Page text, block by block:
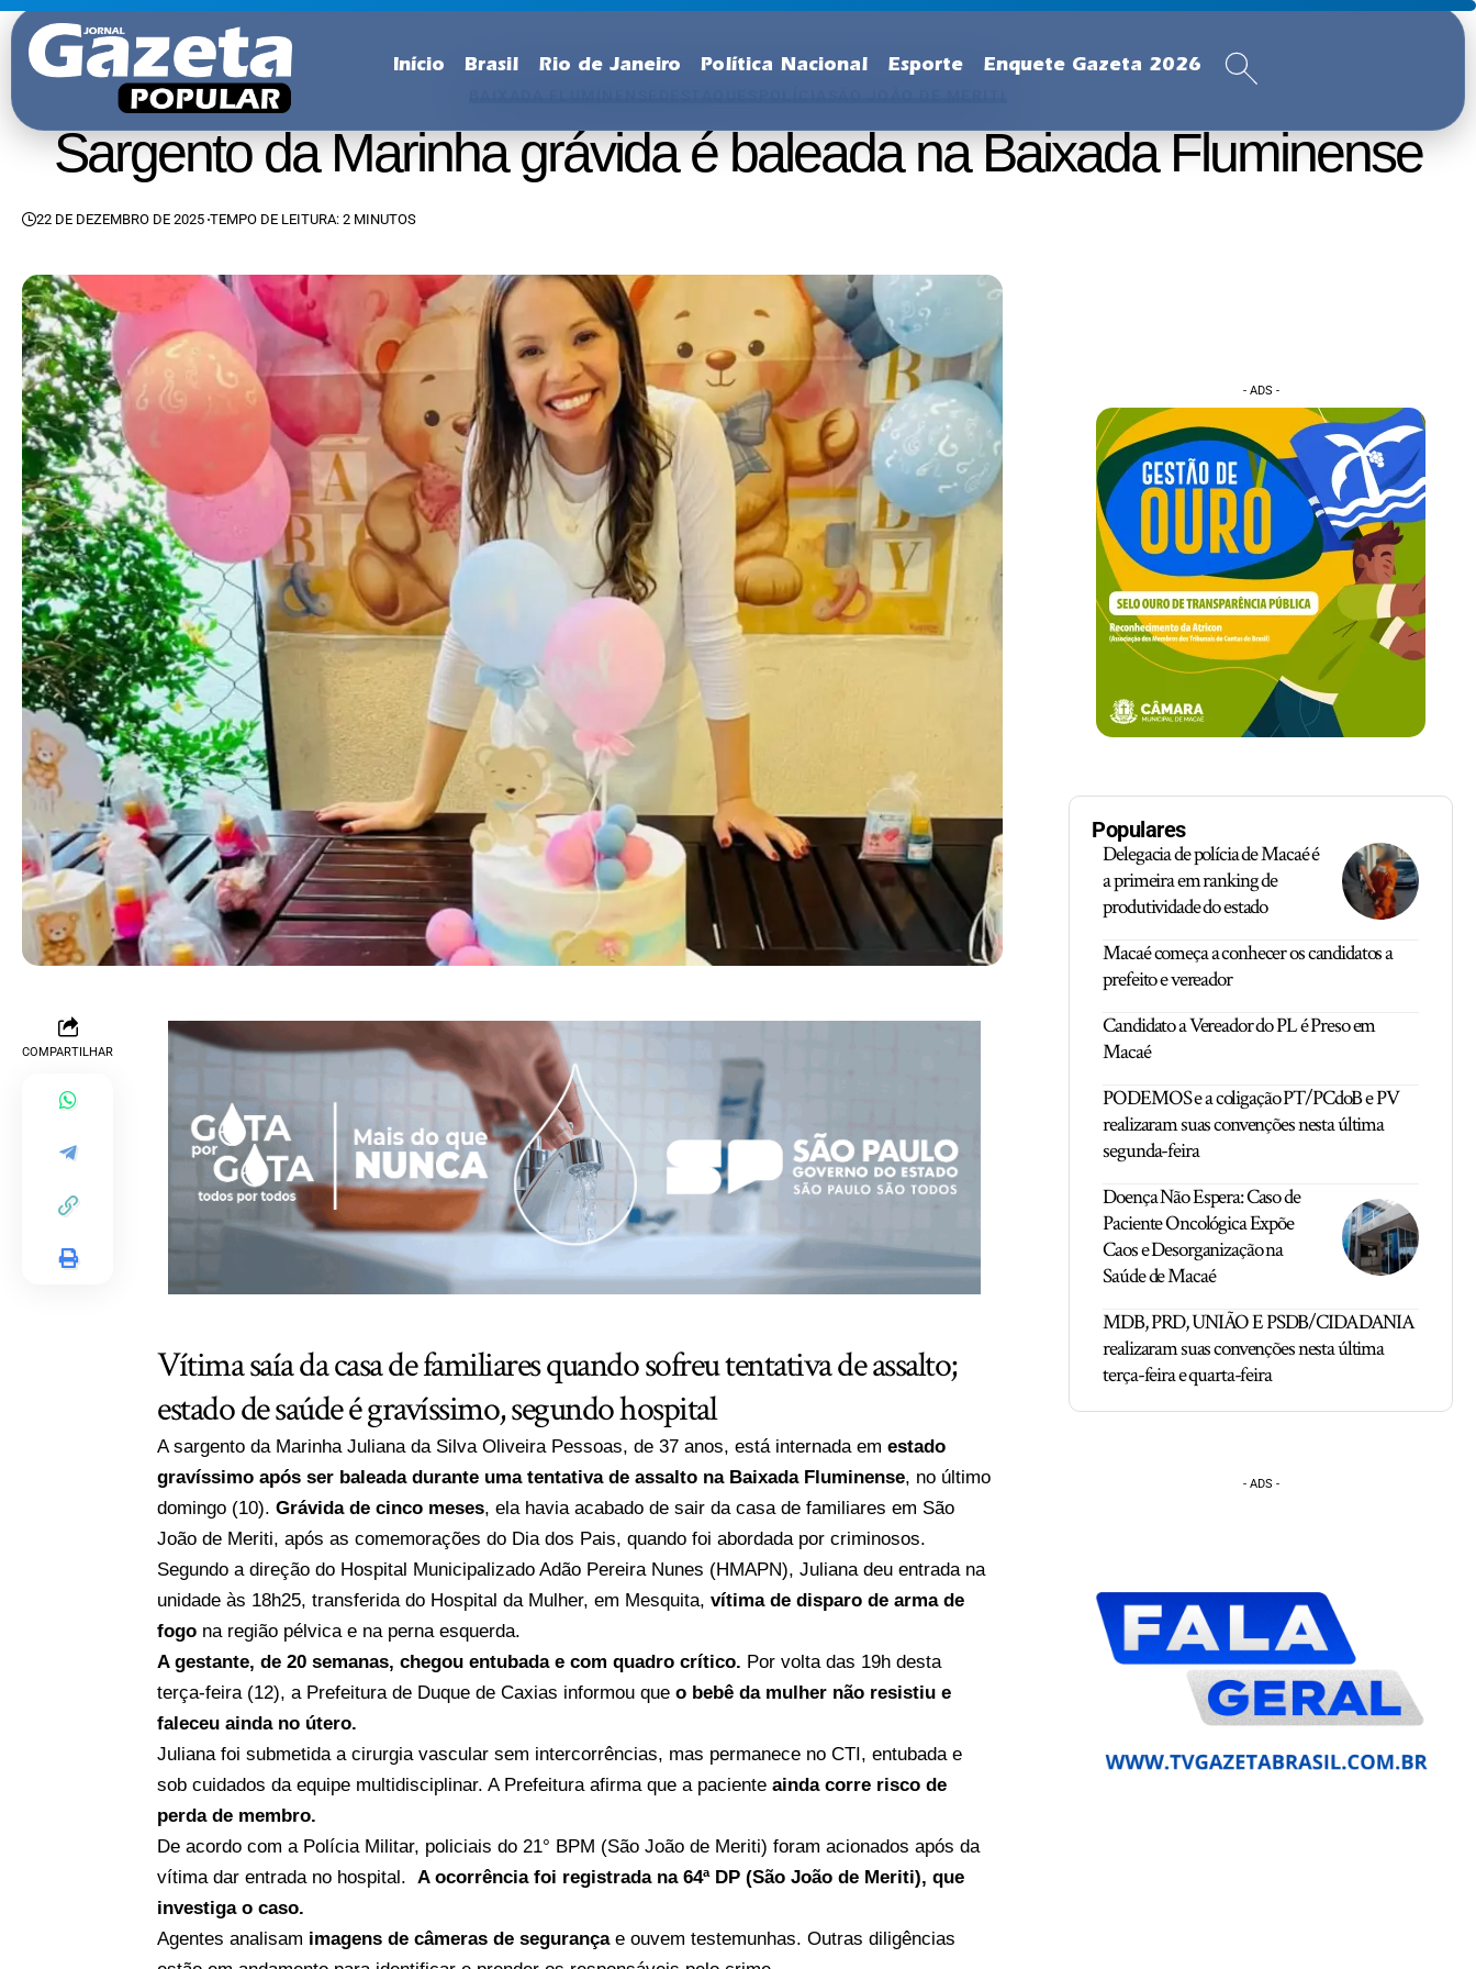
Início Brasil Rio de Janeiro Política Nacional Esporte Enquete Gazeta 2026
Sargento da Marinha grávida é baleada na Baixada Fluminense
22 DE DEZEMBRO DE 2025 TEMPO DE LEITURA: 2 MINUTOS
COMPARTILHAR
Vítima saía da casa de familiares quando sofreu tentativa de assalto;
estado de saúde é gravíssimo, segundo hospital
A sargento da Marinha Juliana da Silva Oliveira Pessoas, de 37 anos, está internada emestado
gravíssimo após ser baleada durante uma tentativa de assalto na Baixada Fluminense, no último
domingo (10).Grávida de cinco meses, ela havia acabado de sair da casa de familiares em São
João de Meriti, após as comemorações do Dia dos Pais, quando foi abordada por criminosos.
Segundo a direção do Hospital Municipalizado Adão Pereira Nunes (HMAPN), Juliana deu entrada na
unidade às 18h25, transferida do Hospital da Mulher, em Mesquita,vítima de disparo de arma de
fogo na região pélvica e na perna esquerda.
A gestante, de 20 semanas, chegou entubada e com quadro crítico. Por volta das 19h desta
terça-feira (12), a Prefeitura de Duque de Caxias informou queo bebê da mulher não resistiu e
faleceu ainda no útero.
Juliana foi submetida a cirurgia vascular sem intercorrências, mas permanece no CTI, entubada e
sob cuidados da equipe multidisciplinar. A Prefeitura afirma que a pacienteainda corre risco de
perda de membro.
De acordo com a Polícia Militar, policiais do 21° BPM (São João de Meriti) foram acionados após da
vítima dar entrada no hospital. A ocorrência foi registrada na 64ª DP (São João de Meriti), que
investiga o caso.
Agentes analisam imagens de câmeras de segurançae ouvem testemunhas. Outras diligências
- ADS -
Populares
Delegacia de polícia de Macaé é
a primeira em ranking de
produtividade do estado
Macaé começa a conhecer os candidatos a
prefeito e vereador
Candidato a Vereador do PL é Preso em
Macaé
PODEMOS e a coligação PT/PCdoB e PV
realizaram suas convenções nesta última
segunda-feira
Doença Não Espera: Caso de
Paciente Oncológica Expõe
Caos e Desorganização na
Saúde de Macaé
MDB, PRD, UNIÃO E PSDB/CIDADANIA
realizaram suas convenções nesta última
terça-feira e quarta-feira
- ADS -